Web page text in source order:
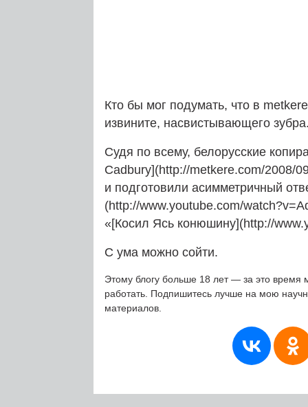
Кто бы мог подумать, что в
извините, насвистывающего
Судя по всему, белорусские
Cadbury](http://metkere.com/2008/
и подготовили асимметричный
(http://www.youtube.com/
«[Косил Ясь конюшину](http://
С ума можно сойти.
Этому блогу больше 18 лет — за это время
работать. Подпишитесь лучше на мою
материалов.